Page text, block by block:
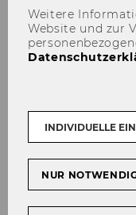
Zur
Pass­port dient
vor­wie­gend
wer­den von
80 Län­dern
Weitere
Website und zur
INDIVIDUELLE
NUR